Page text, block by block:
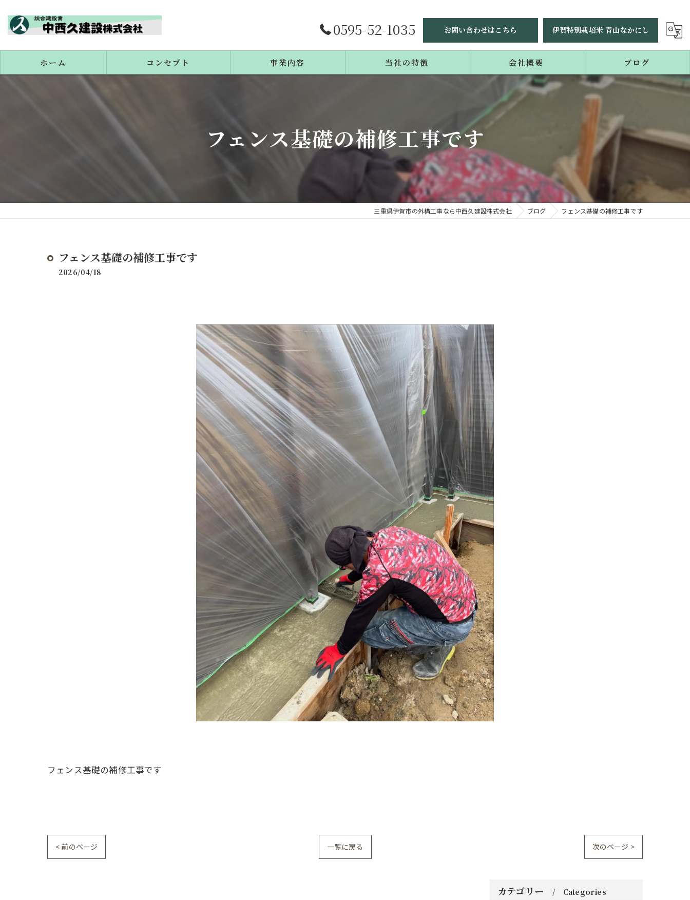
0595-52-1035 お問い合わせはこちら 伊賀特別栽培米 青山なかにし
ホーム コンセプト 事業内容 当社の特徴
エクステリア
会社概要 ブログ
コラム
フェンス基礎の補修工事です
三重県伊賀市の外構工事なら中西久建設株式会社 ブログ フェンス基礎の補修工事です
フェンス基礎の補修工事です
2026/04/18
フェンス基礎の補修工事です
< 前のページ 一覧に戻る 次のページ >
カテゴリー Categories